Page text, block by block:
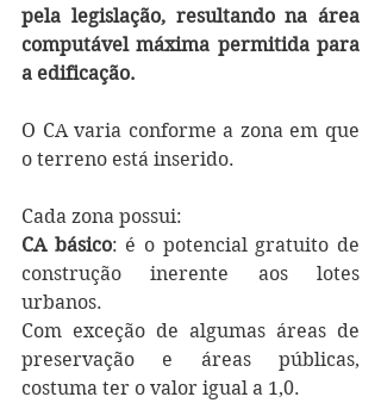
pela legislação, resultando na área
computável máxima permitida para
a edificação.
O CA varia conforme a zona em que
o terreno está inserido.
Cada zona possui:
CA básico: é o potencial gratuito de
construção inerente aos lotes
urbanos.
Com exceção de algumas áreas de
preservação e áreas públicas,
costuma ter o valor igual a 1,0.